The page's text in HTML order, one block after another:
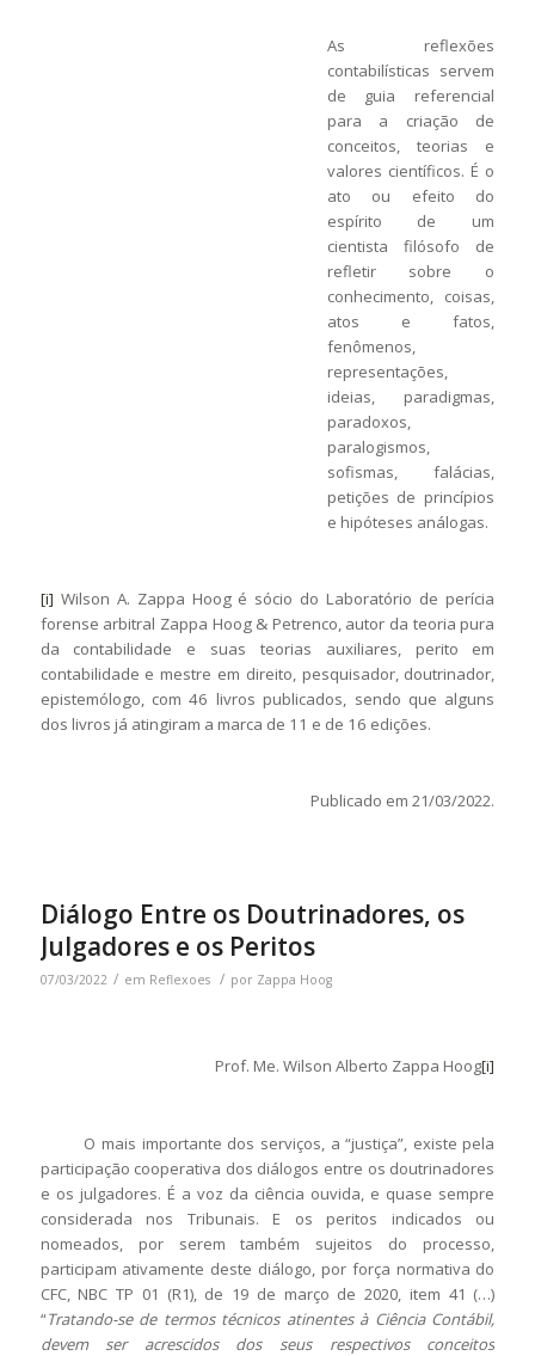
As reflexões
contabilísticas servem
de guia referencial
para a criação de
conceitos, teorias e
valores científicos. É o
ato ou efeito do
espírito de um
cientista filósofo de
refletir sobre o
conhecimento, coisas,
atos e fatos,
fenômenos,
representações,
ideias, paradigmas,
paradoxos,
paralogismos,
sofismas, falácias,
petições de princípios
e hipóteses análogas.
[i] Wilson A. Zappa Hoog é sócio do Laboratório de perícia
forense arbitral Zappa Hoog & Petrenco, autor da teoria pura
da contabilidade e suas teorias auxiliares, perito em
contabilidade e mestre em direito, pesquisador, doutrinador,
epistemólogo, com 46 livros publicados, sendo que alguns
dos livros já atingiram a marca de 11 e de 16 edições.
Publicado em 21/03/2022.
Diálogo Entre os Doutrinadores, os
Julgadores e os Peritos
07/03/2022 / em Reflexoes / por Zappa Hoog
Prof. Me. Wilson Alberto Zappa Hoog[i]
O mais importante dos serviços, a “justiça”, existe pela
participação cooperativa dos diálogos entre os doutrinadores
e os julgadores. É a voz da ciência ouvida, e quase sempre
considerada nos Tribunais. E os peritos indicados ou
nomeados, por serem também sujeitos do processo,
participam ativamente deste diálogo, por força normativa do
CFC, NBC TP 01 (R1), de 19 de março de 2020, item 41 (…)
“Tratando-se de termos técnicos atinentes à Ciência Contábil,
devem ser acrescidos dos seus respectivos conceitos